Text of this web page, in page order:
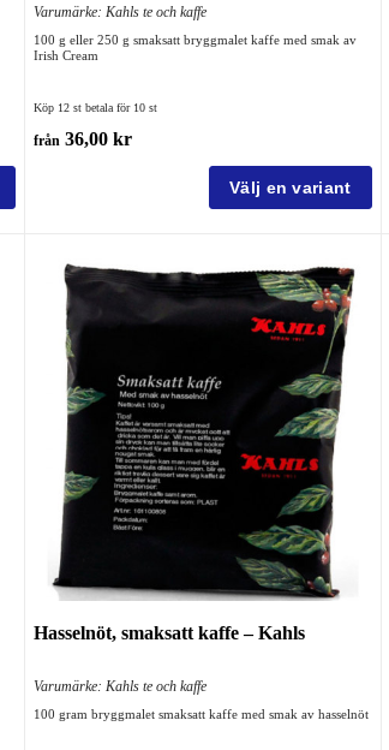
Varumärke: Kahls te och kaffe
100 g eller 250 g smaksatt bryggmalet kaffe med smak av
Irish Cream
Köp 12 st betala för 10 st
från 36,00 kr
Hasselnöt, smaksatt kaffe – Kahls
Varumärke: Kahls te och kaffe
100 gram bryggmalet smaksatt kaffe med smak av hasselnöt